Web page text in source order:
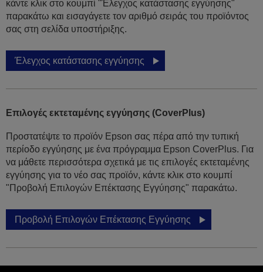
κάντε κλικ στο κουμπί "Έλεγχος κατάστασης εγγύησης"
παρακάτω και εισαγάγετε τον αριθμό σειράς του προϊόντος
σας στη σελίδα υποστήριξης.
Έλεγχος κατάστασης εγγύησης
Επιλογές εκτεταμένης εγγύησης (CoverPlus)
Προστατέψτε το προϊόν Epson σας πέρα από την τυπική
περίοδο εγγύησης με ένα πρόγραμμα Epson CoverPlus. Για
να μάθετε περισσότερα σχετικά με τις επιλογές εκτεταμένης
εγγύησης για το νέο σας προϊόν, κάντε κλικ στο κουμπί
"Προβολή Επιλογών Επέκτασης Εγγύησης" παρακάτω.
Προβολή Επιλογών Επέκτασης Εγγύησης